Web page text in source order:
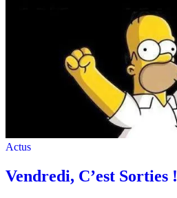
Actus
Vendredi, C’est Sorties !